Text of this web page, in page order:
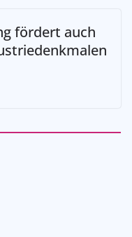
fördert auch